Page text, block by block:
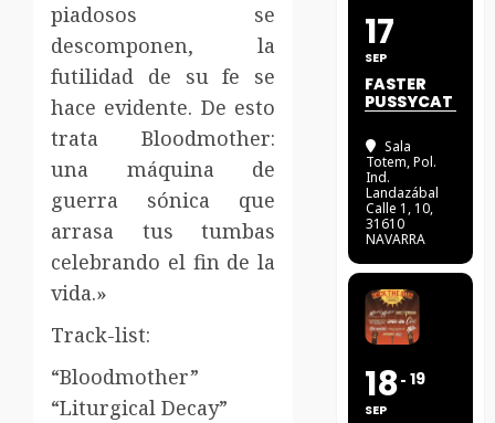
piadosos se
descomponen, la
futilidad de su fe se
hace evidente. De esto
trata Bloodmother:
una máquina de
guerra sónica que
arrasa tus tumbas
celebrando el fin de la
vida.»
Track-list:
“Bloodmother”
“Liturgical Decay”
17
SEP
FASTER
PUSSYCAT
Sala
Totem, Pol.
Ind.
Landazábal
Calle 1, 10,
31610
NAVARRA
18
SEP
19